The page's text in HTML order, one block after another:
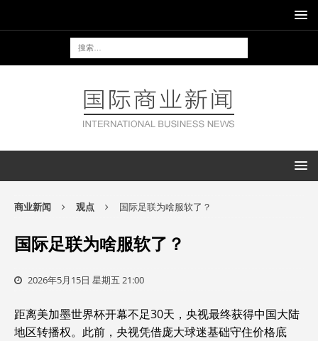
商业新闻 观点 国际足联为啥服软了？
国际足联为啥服软了？
2026年5月15日 星期五 21:00
距离美加墨世界杯开幕不足30天，央视最终获得中国大陆
地区转播权。此前，央视凭借庞大球迷基础守住价格底